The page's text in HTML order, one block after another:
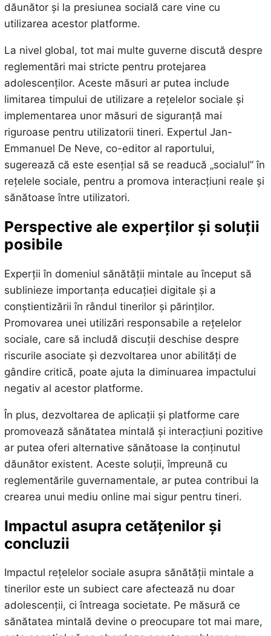
dăunător și la presiunea socială care vine cu
utilizarea acestor platforme.
La nivel global, tot mai multe guverne discută despre
reglementări mai stricte pentru protejarea
adolescenților. Aceste măsuri ar putea include
limitarea timpului de utilizare a rețelelor sociale și
implementarea unor măsuri de siguranță mai
riguroase pentru utilizatorii tineri. Expertul Jan-
Emmanuel De Neve, co-editor al raportului,
sugerează că este esențial să se readucă „socialul” în
rețelele sociale, pentru a promova interacțiuni reale și
sănătoase între utilizatori.
Perspective ale experților și soluții
posibile
Experții în domeniul sănătății mintale au început să
sublinieze importanța educației digitale și a
conștientizării în rândul tinerilor și părinților.
Promovarea unei utilizări responsabile a rețelelor
sociale, care să includă discuții deschise despre
riscurile asociate și dezvoltarea unor abilități de
gândire critică, poate ajuta la diminuarea impactului
negativ al acestor platforme.
În plus, dezvoltarea de aplicații și platforme care
promovează sănătatea mintală și interacțiuni pozitive
ar putea oferi alternative sănătoase la conținutul
dăunător existent. Aceste soluții, împreună cu
reglementările guvernamentale, ar putea contribui la
crearea unui mediu online mai sigur pentru tineri.
Impactul asupra cetățenilor și
concluzii
Impactul rețelelor sociale asupra sănătății mintale a
tinerilor este un subiect care afectează nu doar
adolescenții, ci întreaga societate. Pe măsură ce
sănătatea mintală devine o preocupare tot mai mare,